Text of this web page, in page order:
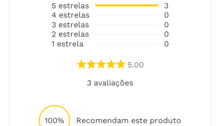
5 estrelas
4 estrelas
3 estrelas
2 estrelas
1 estrela
3
0
0
0
0
5.00
3 avaliações
100% Recomendam este produto